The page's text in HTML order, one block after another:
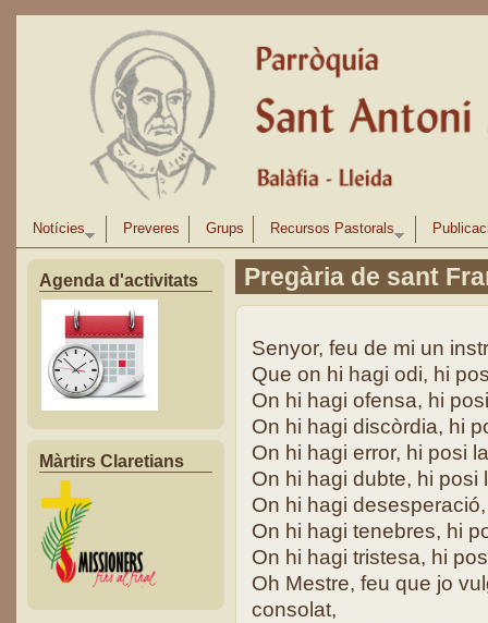
Notícies Preveres Grups Recursos Pastorals
Agenda d'activitats
Màrtirs Claretians
Pregària de sant
Senyor, feu de mi un
Que on hi hagi odi, hi
On hi hagi ofensa, hi
On hi hagi discòrdia, hi
On hi hagi error, hi posi
On hi hagi dubte, hi posi
On hi hagi
On hi hagi tenebres, hi
On hi hagi tristesa, hi
Oh Mestre, feu que jo
consolat,